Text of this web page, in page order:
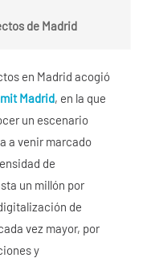
de Madrid
en Madrid acogió
Madrid, en la que
un escenario
a venir marcado
de
un millón por
de
vez mayor, por
y